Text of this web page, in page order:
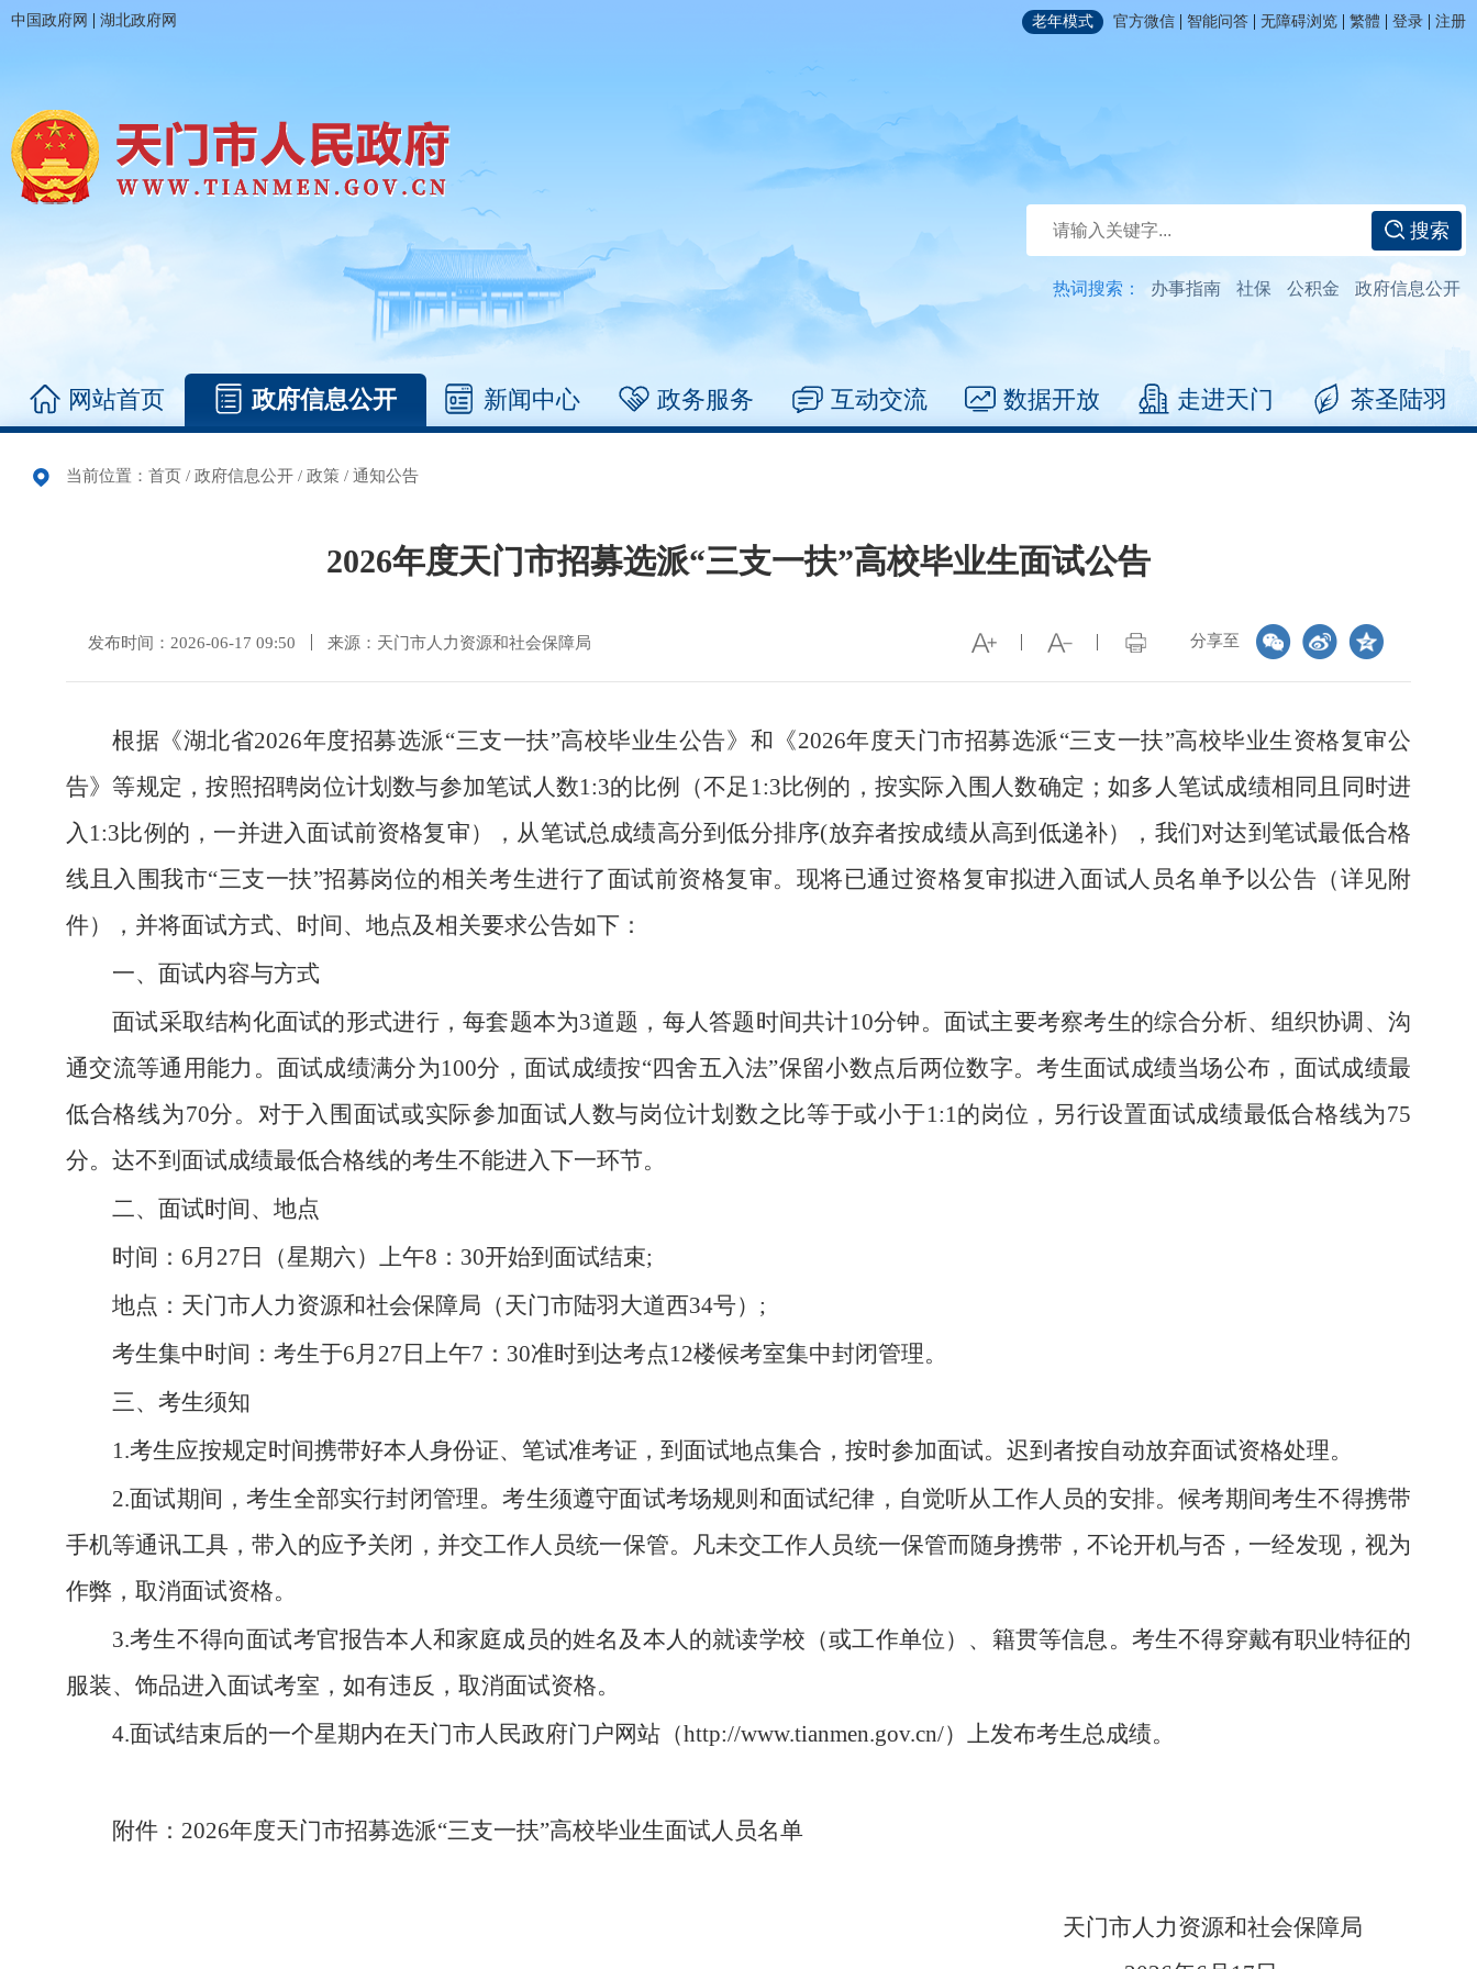
中国政府网 | 湖北政府网 老年模式 官方微信 | 智能问答 | 无障碍浏览 | 繁體 | 登录 | 注册
搜索
热词搜索： 办事指南 社保 公积金 政府信息公开
网站首页 政府信息公开 新闻中心 政务服务 互动交流 数据开放 走进天门 茶圣陆羽
当前位置： 首页 / 政府信息公开 / 政策 / 通知公告
2026年度天门市招募选派“三支一扶”高校毕业生面试公告
分享至
发布时间：2026-06-17 09:50 来源：天门市人力资源和社会保障局
根据《湖北省2026年度招募选派“三支一扶”高校毕业生公告》和《2026年度天门市招募选派“三支一扶”高校毕业生资格复审公
告》等规定，按照招聘岗位计划数与参加笔试人数1:3的比例（不足1:3比例的，按实际入围人数确定；如多人笔试成绩相同且同时进
入1:3比例的，一并进入面试前资格复审），从笔试总成绩高分到低分排序(放弃者按成绩从高到低递补），我们对达到笔试最低合格
线且入围我市“三支一扶”招募岗位的相关考生进行了面试前资格复审。现将已通过资格复审拟进入面试人员名单予以公告（详见附
件），并将面试方式、时间、地点及相关要求公告如下：
一、面试内容与方式
面试采取结构化面试的形式进行，每套题本为3道题，每人答题时间共计10分钟。面试主要考察考生的综合分析、组织协调、沟
通交流等通用能力。面试成绩满分为100分，面试成绩按“四舍五入法”保留小数点后两位数字。考生面试成绩当场公布，面试成绩最
低合格线为70分。对于入围面试或实际参加面试人数与岗位计划数之比等于或小于1:1的岗位，另行设置面试成绩最低合格线为75
分。达不到面试成绩最低合格线的考生不能进入下一环节。
二、面试时间、地点
时间：6月27日（星期六）上午8：30开始到面试结束;
地点：天门市人力资源和社会保障局（天门市陆羽大道西34号）;
考生集中时间：考生于6月27日上午7：30准时到达考点12楼候考室集中封闭管理。
三、考生须知
1.考生应按规定时间携带好本人身份证、笔试准考证，到面试地点集合，按时参加面试。迟到者按自动放弃面试资格处理。
2.面试期间，考生全部实行封闭管理。考生须遵守面试考场规则和面试纪律，自觉听从工作人员的安排。候考期间考生不得携带
手机等通讯工具，带入的应予关闭，并交工作人员统一保管。凡未交工作人员统一保管而随身携带，不论开机与否，一经发现，视为
作弊，取消面试资格。
3.考生不得向面试考官报告本人和家庭成员的姓名及本人的就读学校（或工作单位）、籍贯等信息。考生不得穿戴有职业特征的
服装、饰品进入面试考室，如有违反，取消面试资格。
4.面试结束后的一个星期内在天门市人民政府门户网站（http://www.tianmen.gov.cn/）上发布考生总成绩。
附件：2026年度天门市招募选派“三支一扶”高校毕业生面试人员名单
天门市人力资源和社会保障局